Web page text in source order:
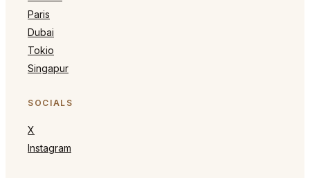
Paris
Dubai
Tokio
Singapur
SOCIALS
X
Instagram